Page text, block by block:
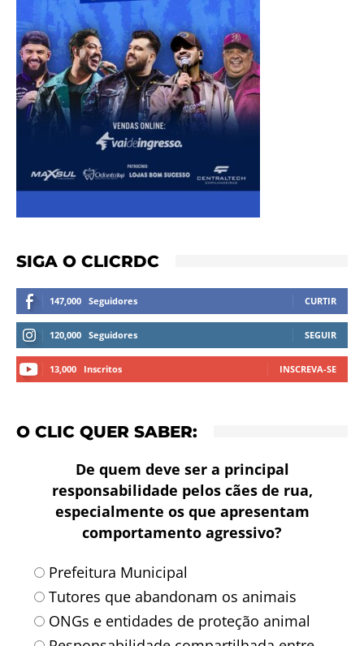
SIGA O CLICRDC
147,000 Seguidores CURTIR
120,000 Seguidores SEGUIR
13,000 Inscritos INSCREVA-SE
O CLIC QUER SABER:
De quem deve ser a principal
responsabilidade pelos cães de rua,
especialmente os que apresentam
comportamento agressivo?
Prefeitura Municipal
Tutores que abandonam os animais
ONGs e entidades de proteção animal